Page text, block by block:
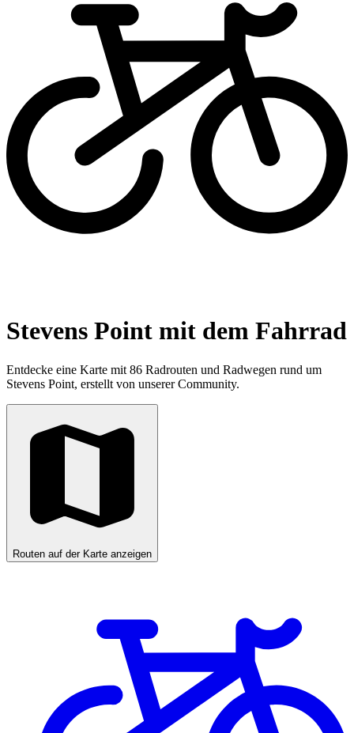
Stevens Point mit dem Fahrrad
Entdecke eine Karte mit 86 Radrouten und Radwegen rund um
Stevens Point, erstellt von unserer Community.
Routen auf der Karte anzeigen